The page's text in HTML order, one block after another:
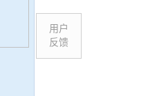
用户
反馈